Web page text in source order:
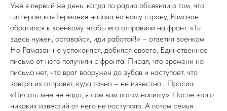
Уже в первый же день, когда по радио объявили о том, что
гитлеровская Германия напала на нашу страну, Рамазан
обратился к военкому, чтобы его отправили на фронт. «Ты
здесь нужен, оставайся, иди работай!» – ответил военком.
Но Рамазан не успокоился, добился своего. Единственное
письмо от него получили с фронта. Писал, что времени на
письма нет, что враг вооружен до зубов и наступает, что
завтра их отправят, куда точно – не известно… Просил:
«Писать мне не надо, я сам вам потом напишу». После этого
никаких известий от него не поступало. А потом семья